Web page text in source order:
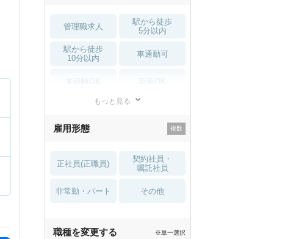
管理職求人
駅から徒歩
5分以内
駅から徒歩
10分以内
車通勤可
住宅手当・補助
土日祝休 無資格 OK
積極採用中 WEB面接OK
もっと見る
雇用形態
正社員(正職員)
契約社員・
嘱託社員
非常勤・パート その他
職種を変更する ※単一選択